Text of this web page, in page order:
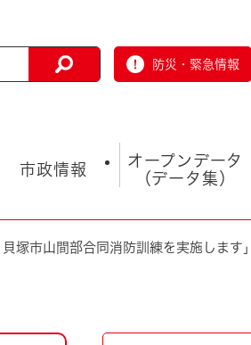
防災・緊急情報
くり・協働
介護
市政情報
オープンデータ
（データ集）
塚市山間部合同消防訓練を実施します」